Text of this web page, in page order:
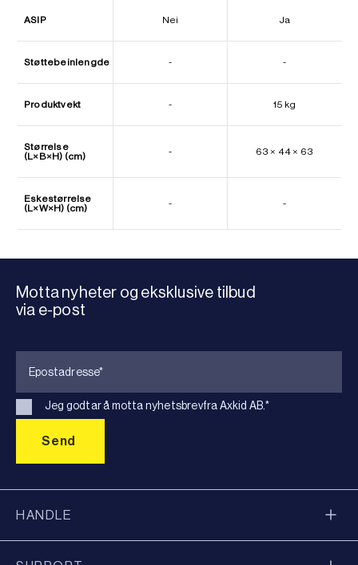
ASIP Nei Ja
Støttebeinlengde - -
Produktvekt - 15 kg
Størrelse
(L×B×H) (cm)
- 63 × 44 × 63
Eskestørrelse
(L×W×H) (cm)
- -
Motta nyheter og eksklusive tilbud
via e-post
Jeg godtar å motta nyhetsbrevfra Axkid AB.*
HANDLE